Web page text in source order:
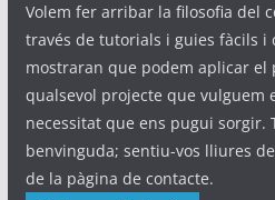
Volem fer arribar la filosofia del
través de tutorials i guies fàcils i
mostraran que podem aplicar el
qualsevol projecte que vulguem
necessitat que ens pugui sorgir.
benvinguda; sentiu-vos lliures
de la pàgina de contacte.